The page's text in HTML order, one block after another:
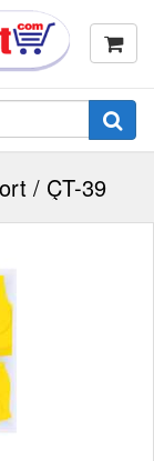
/ ÇT-39